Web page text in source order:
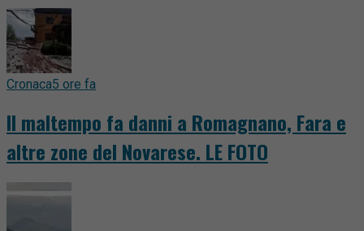
Cronaca5 ore fa
Il maltempo fa danni a Romagnano, Fara e
altre zone del Novarese. LE FOTO